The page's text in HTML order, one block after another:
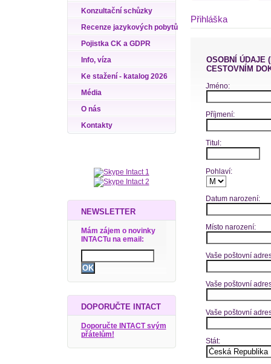
Konzultační schůzky
Recenze jazykových pobytů
Pojistka CK a GDPR
Info, víza
Ke stažení - katalog 2026
Média
O nás
Kontakty
NEWSLETTER
Mám zájem o novinky
INTACTu na email:
DOPORUČTE INTACT
Doporučte INTACT svým
přátelům!
Přihláška
OSOBNÍ ÚDAJE (PŘÍJMENÍ A JMÉNO VYPLŇTE PODLE ÚDAJŮ VE VAŠEM
CESTOVNÍM
Jméno:
Příjmení:
Titul:
Pohlaví:
Datum narození:
Místo narození:
Vaše poštovní
Vaše poštovní
Vaše poštovní
Stát: